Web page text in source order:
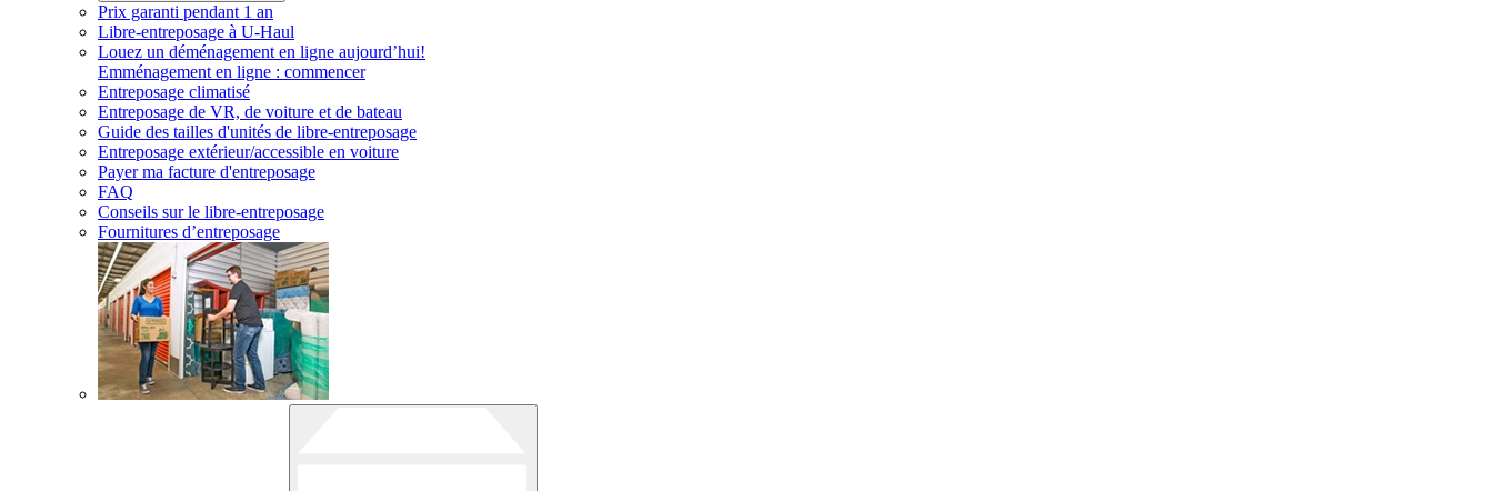
Prix garanti pendant 1 an
Libre-entreposage à U-Haul
Louez un déménagement en ligne aujourd’hui!
Emménagement en ligne : commencer
Entreposage climatisé
Entreposage de VR, de voiture et de bateau
Guide des tailles d'unités de libre-entreposage
Entreposage extérieur/accessible en voiture
Payer ma facture d'entreposage
FAQ
Conseils sur le libre-entreposage
Fournitures d’entreposage